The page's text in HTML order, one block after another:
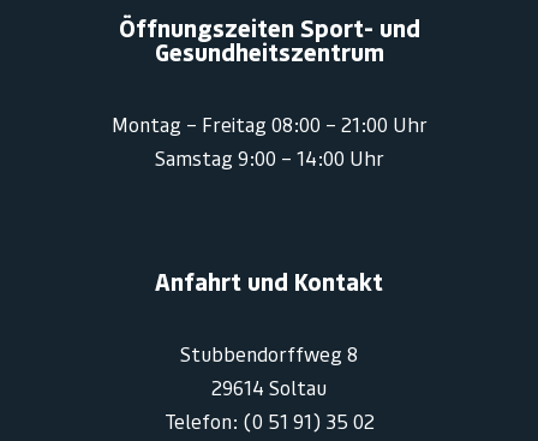
Öffnungszeiten Sport- und
Gesundheitszentrum
Montag – Freitag 08:00 – 21:00 Uhr
Samstag 9:00 – 14:00 Uhr
Anfahrt und Kontakt
Stubbendorffweg 8
29614 Soltau
Telefon: (0 51 91) 35 02